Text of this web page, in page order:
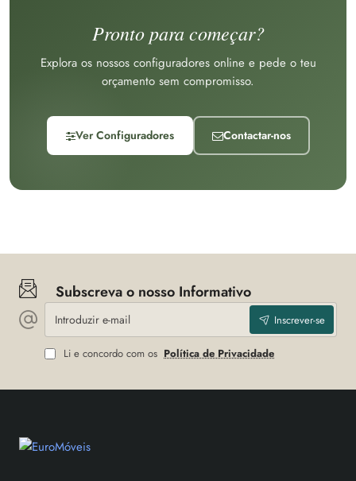
Pronto para começar?
Explora os nossos configuradores online e pede o teu
orçamento sem compromisso.
Ver Configuradores Contactar-nos
Subscreva o nosso Informativo
Introduzir
mail
Inscrever-se
Li e concordo com os Política de Privacidade